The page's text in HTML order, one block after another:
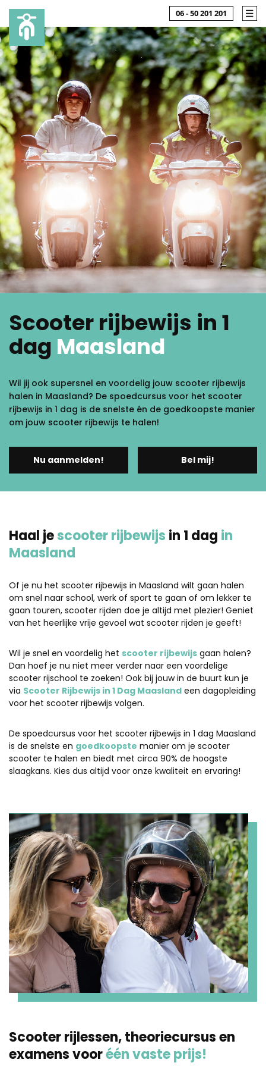
06 - 50 201 201
Scooter rijbewijs in 1
dag Maasland
Wil jij ook supersnel en voordelig jouw scooter rijbewijs
halen in Maasland? De spoedcursus voor het scooter
rijbewijs in 1 dag is de snelste én de goedkoopste manier
om jouw scooter rijbewijs te halen!
Nu aanmelden! Bel mij!
Haal jescooter rijbewijs in 1 dag in
Maasland
Of je nu het scooter rijbewijs in Maasland wilt gaan halen
om snel naar school, werk of sport te gaan of om lekker te
gaan touren, scooter rijden doe je altijd met plezier! Geniet
van het heerlijke vrije gevoel wat scooter rijden je geeft!
Wil je snel en voordelig het scooter rijbewijs gaan halen?
Dan hoef je nu niet meer verder naar een voordelige
scooter rijschool te zoeken! Ook bij jouw in de buurt kun je
via Scooter Rijbewijs in 1 Dag Maasland een dagopleiding
voor het scooter rijbewijs volgen.
De spoedcursus voor het scooter rijbewijs in 1 dag Maasland
is de snelste en goedkoopste manier om je scooter
scooter te halen en biedt met circa 90% de hoogste
slaagkans. Kies dus altijd voor onze kwaliteit en ervaring!
Scooter rijlessen, theoriecursus en
examens vooréén vaste prijs!